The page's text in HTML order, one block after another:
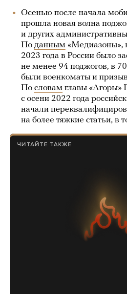
Осенью после начала
прошла новая волна
и других
По данным «Медиазоны»,
2023 года в России было
не менее 94 поджогов, в
были военкоматы и
По словам главы «Агоры»
с осени 2022 года
начали
на более тяжкие статьи, в
ЧИТАЙТЕ ТАКЖЕ